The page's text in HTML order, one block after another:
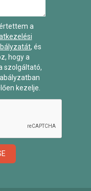
a
, és
hogy a
szolgáltató,
kezelje.